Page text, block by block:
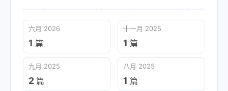
六月 2026
1 篇
十一月 2025
1 篇
九月 2025
2 篇
八月 2025
1 篇